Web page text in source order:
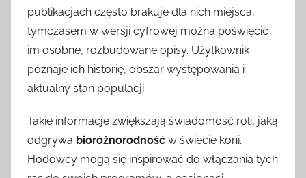
publikacjach często brakuje dla nich miejsca,
tymczasem w wersji cyfrowej można poświęcić
im osobne, rozbudowane opisy. Użytkownik
poznaje ich historię, obszar występowania i
aktualny stan populacji.
Takie informacje zwiększają świadomość roli, jaką
odgrywa bioróżnorodność w świecie koni.
Hodowcy mogą się inspirować do włączania tych